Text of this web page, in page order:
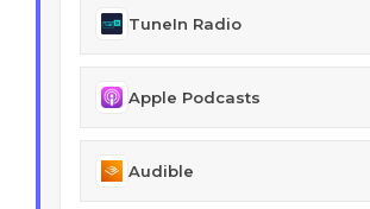
TuneIn Radio
Apple Podcasts
Audible